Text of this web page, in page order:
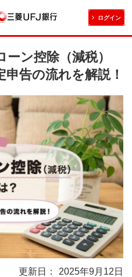
ログイン
ーン控除（減税）
告の流れを解説！
2025年9月12日